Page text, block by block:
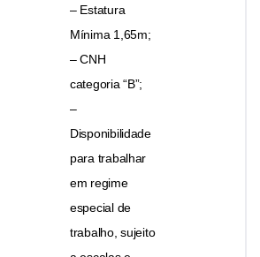
– Estatura
Mínima 1,65m;
– CNH
categoria “B”;
–
Disponibilidade
para trabalhar
em regime
especial de
trabalho, sujeito